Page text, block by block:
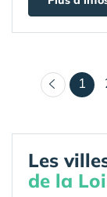
1
Les
de la